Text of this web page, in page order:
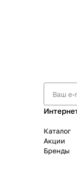
Каталог
Акции
Бренды